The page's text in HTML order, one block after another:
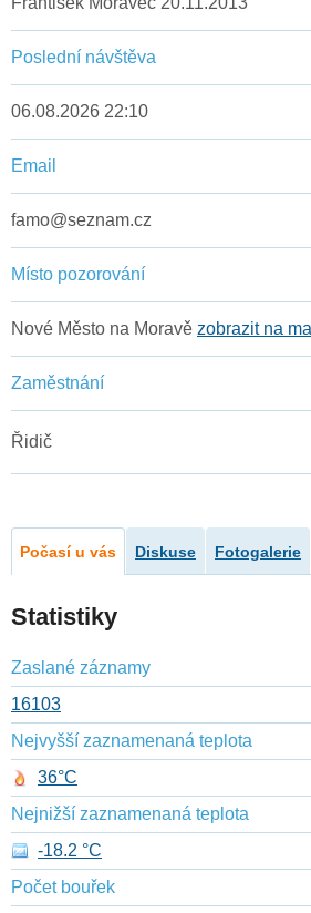
Poslední návštěva
06.08.2026 22:10
Email
famo@seznam.cz
Místo pozorování
Nové Město na Moravě zobrazit na
Zaměstnání
Řidič
Počasí u vás Diskuse Fotogalerie
Statistiky
Zaslané záznamy
16103
Nejvyšší zaznamenaná teplota
36°C
Nejnižší zaznamenaná teplota
-18.2 °C
Počet bouřek